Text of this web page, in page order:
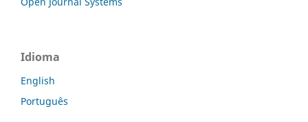
Idioma
English
Português